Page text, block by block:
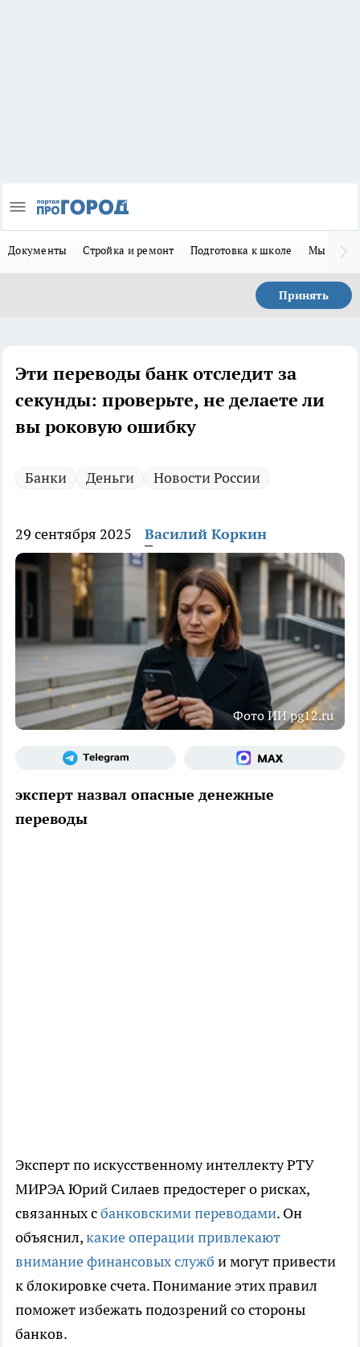
Документы Стройка и ремонт Подготовка к школе Мы в MAX
Принять
Эти переводы банк отследит за
секунды: проверьте, не делаете ли
вы роковую ошибку
Банки Деньги Новости России
29 сентября 2025 Василий Коркин
Фото ИИ pg12.ru
эксперт назвал опасные денежные
переводы
Эксперт по искусственному интеллекту РТУ
МИРЭА Юрий Силаев предостерег о рисках,
связанных сбанковскими переводами. Он
объяснил,какие операции привлекают
внимание финансовых служб и могут привести
к блокировке счета. Понимание этих правил
поможет избежать подозрений со стороны
банков.